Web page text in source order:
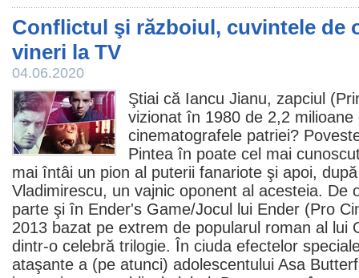
Conflictul şi războiul, cuvintele de
vineri la TV
04.06.2020
Ştiai că Iancu Jianu, zapciul
vizionat în 1980 de 2,2
cinematografele patriei?
Pintea în poate cel mai
mai întâi un pion al puterii fanariote şi apoi,
Vladimirescu, un vajnic oponent al acesteia. De
parte şi în Ender's Game/Jocul lui Ender (Pro
2013 bazat pe extrem de popularul roman al lui
dintr-o celebră trilogie. În ciuda efectelor
ataşante a (pe atunci) adolescentului Asa